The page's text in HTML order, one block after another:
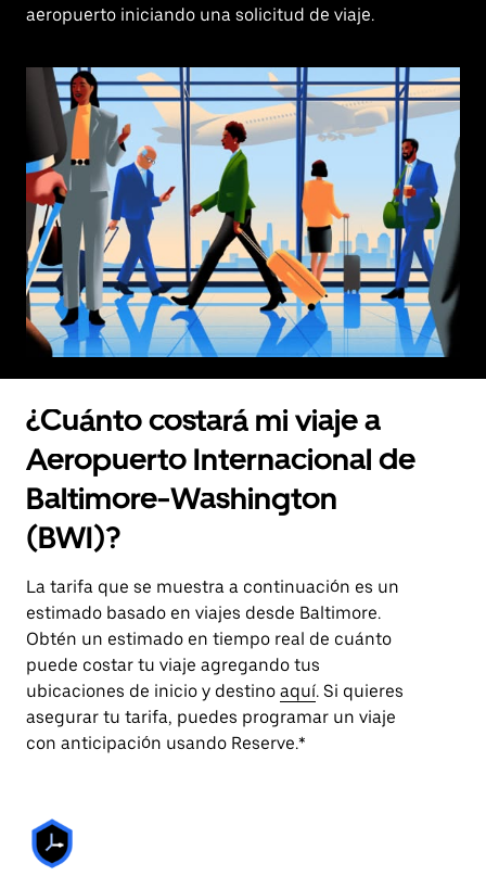
aeropuerto iniciando una solicitud de viaje.
¿Cuánto costará mi viaje a
Aeropuerto Internacional de
Baltimore-Washington
(BWI)?
La tarifa que se muestra a continuación es un
estimado basado en viajes desde Baltimore.
Obtén un estimado en tiempo real de cuánto
puede costar tu viaje agregando tus
ubicaciones de inicio y destino aquí. Si quieres
asegurar tu tarifa, puedes programar un viaje
con anticipación usando Reserve.*